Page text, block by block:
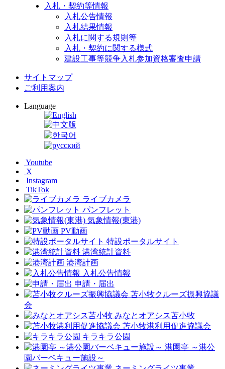
入札・契約等情報
入札公告情報
入札結果情報
入札に関する規則等
入札・契約に関する様式
建設工事等競争入札参加資格審査申請
サイトマップ
ご利用案内
Language
Youtube
X
Instagram
TikTok
ライブカメラ
パンフレット
気象情報(東港)
PV動画
特設ポータルサイト
港湾統計資料
港湾計画
入札公告情報
申請・届出
苫小牧クルーズ振興協議
会
みなとオアシス苫小牧
苫小牧港利用促進協議会
キラキラ公園
港園亭 ～港公
園バーベキュー施設～